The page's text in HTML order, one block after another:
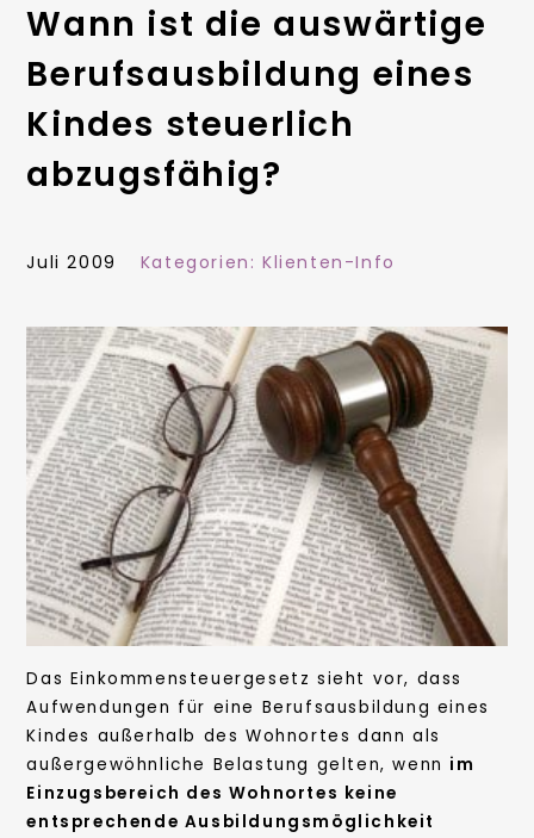
Wann ist die auswärtige
Berufsausbildung eines
Kindes steuerlich
abzugsfähig?
Juli 2009 Kategorien: Klienten-Info
Das Einkommensteuergesetz sieht vor, dass
Aufwendungen für eine Berufsausbildung eines
Kindes außerhalb des Wohnortes dann als
außergewöhnliche Belastung gelten, wenn im
Einzugsbereich des Wohnortes keine
entsprechende Ausbildungsmöglichkeit